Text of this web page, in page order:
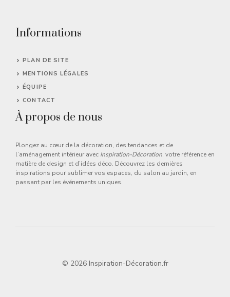
Informations
PLAN DE SITE
MENTIONS LÉGALES
ÉQUIPE
CONTACT
À propos de nous
Plongez au cœur de la décoration, des tendances et de
l’aménagement intérieur avec Inspiration-Décoration, votre référence en
matière de design et d’idées déco. Découvrez les dernières
inspirations pour sublimer vos espaces, du salon au jardin, en
passant par les événements uniques.
© 2026 Inspiration-Décoration.fr